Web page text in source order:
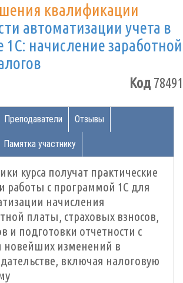
квалификации
автоматизации учета в
1С: начисление заработной
Код78491
Преподаватели Отзывы
Памятка участнику
курса получат практические
работы с программой 1C для
начисления
платы, страховых взносов,
и подготовки отчетности с
новейших изменений в
включая налоговую